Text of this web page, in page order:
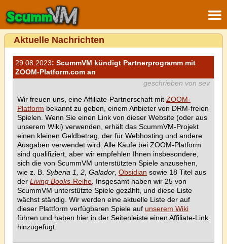
Aktuelle Nachrichten
29.08.2023: ScummVM kündigt Partnerprogramm mit
ZOOM-Platform.com an
geschrieben von sev
Wir freuen uns, eine Affiliate-Partnerschaft mit ZOOM-
Platform bekannt zu geben, einem Anbieter von DRM-freien
Spielen. Wenn Sie einen Link von dieser Website (oder aus
unserem Wiki) verwenden, erhält das ScummVM-Projekt
einen kleinen Geldbetrag, der für Webhosting und andere
Ausgaben verwendet wird. Alle Käufe bei ZOOM-Platform
sind qualifiziert, aber wir empfehlen Ihnen insbesondere,
sich die von ScummVM unterstützten Spiele anzusehen,
wie z. B. Syberia 1, 2 Galador Obsidian sowie 18 Titel aus
der Living Books-Reihe . Insgesamt haben wir 25 von
ScummVM unterstützte Spiele gezählt, und diese Liste
wächst ständig. Wir werden eine aktuelle Liste der auf
dieser Plattform verfügbaren Spiele auf unserem Wiki
führen und haben hier in der Seitenleiste einen Affiliate-Link
hinzugefügt.